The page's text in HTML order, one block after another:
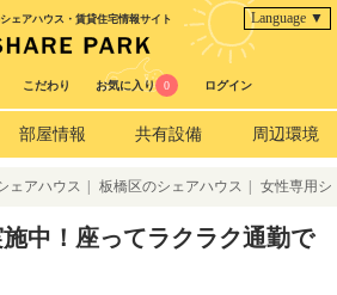
ェアハウス・賃貸住宅情報サイト Language ▼
こだわり お気に入り 0 ログイン
部屋情報 共有設備 周辺環境
ェアハウス 板橋区のシェアハウス 女性専用シ
ハウスJOY 西高島平3
中！座ってラクラク通勤で